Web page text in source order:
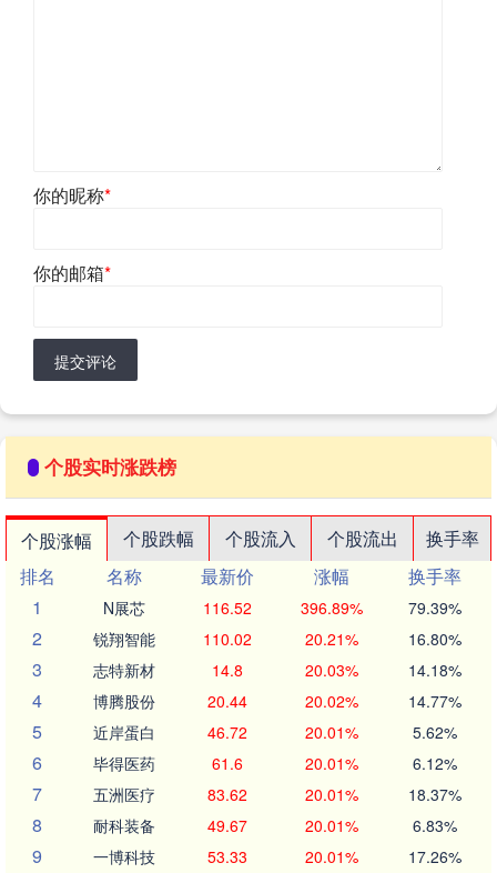
你的昵称*
你的邮箱*
提交评论
个股实时涨跌榜
个股涨幅 个股跌幅 个股流入 个股流出
换手率
排名
名称 最新价 涨幅
换手率
1
N展芯 116.52 396.89% 79.39%
2 锐翔智能 110.02 20.21% 16.80%
3 志特新材 14.8 20.03% 14.18%
4 博腾股份 20.44 20.02% 14.77%
5 近岸蛋白 46.72 20.01% 5.62%
6 毕得医药 61.6 20.01% 6.12%
7 五洲医疗 83.62 20.01% 18.37%
8 耐科装备 49.67 20.01% 6.83%
9 一博科技 53.33 20.01% 17.26%